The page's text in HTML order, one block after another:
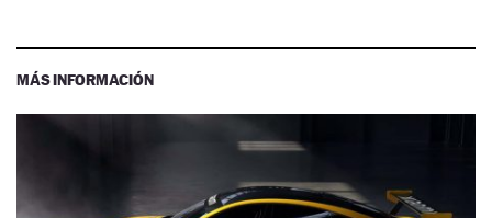
MÁS INFORMACIÓN